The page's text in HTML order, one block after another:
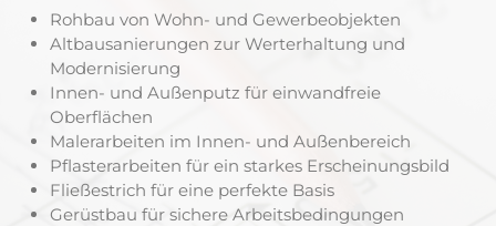
Rohbau von Wohn- und Gewerbeobjekten
Altbausanierungen zur Werterhaltung und
Modernisierung
Innen- und Außenputz für einwandfreie
Oberflächen
Malerarbeiten im Innen- und Außenbereich
Pflasterarbeiten für ein starkes Erscheinungsbild
Fließestrich für eine perfekte Basis
Gerüstbau für sichere Arbeitsbedingungen